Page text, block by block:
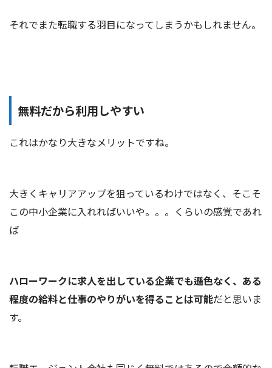
それでまた転職する羽目になってしまうかもしれません。
無料だから利用しやすい
これはかなり大きなメリットですね。
大きくキャリアアップを狙っているわけではなく、そこそ
この中小企業に入れればいいや。。。くらいの感覚であれ
ば
ハローワークに求人を出している企業でも遜色なく、ある
程度の給料と仕事のやりがいを得ることは可能だと思いま
す。